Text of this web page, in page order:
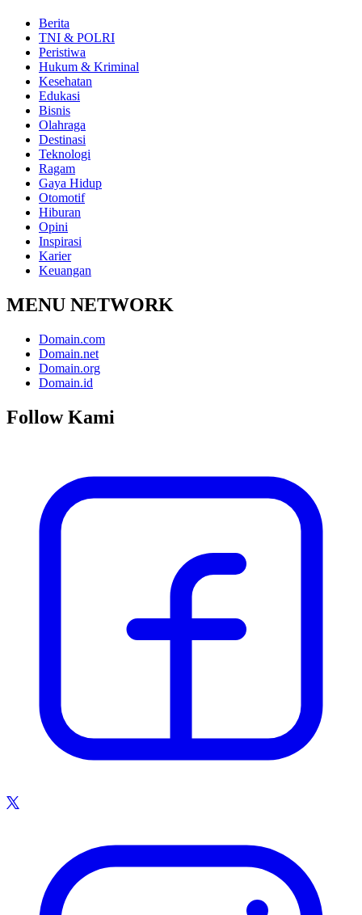
Berita
TNI & POLRI
Peristiwa
Hukum & Kriminal
Kesehatan
Edukasi
Bisnis
Olahraga
Destinasi
Teknologi
Ragam
Gaya Hidup
Otomotif
Hiburan
Opini
Inspirasi
Karier
Keuangan
MENU NETWORK
Domain.com
Domain.net
Domain.org
Domain.id
Follow Kami